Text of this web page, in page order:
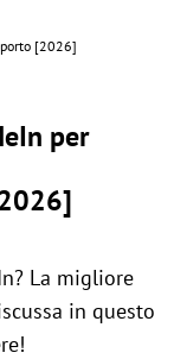
[2026]
per
La migliore
in questo